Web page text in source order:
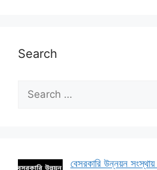
Search
for:
বেসরকারি উন্নয়ন